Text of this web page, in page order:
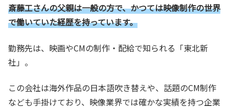
斎藤工さんの父親は一般の方で、かつては映像制作の世界
で働いていた経歴を持っています。
勤務先は、映画やCMの制作・配給で知られる「東北新
社」。
この会社は海外作品の日本語吹き替えや、話題のCM制作
なども手掛けており、映像業界では確かな実績を持つ企業